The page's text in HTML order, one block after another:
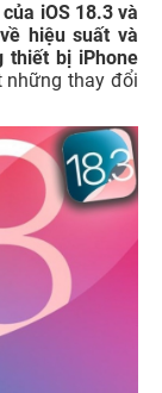
iOS 18.3 và
hiệu suất và
thiết bị iPhone
những thay đổi